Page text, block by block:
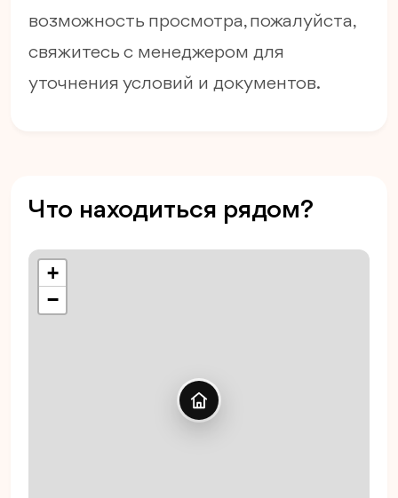
возможность просмотра, пожалуйста,
свяжитесь с менеджером для
уточнения условий и документов.
Что находиться рядом?
+
−